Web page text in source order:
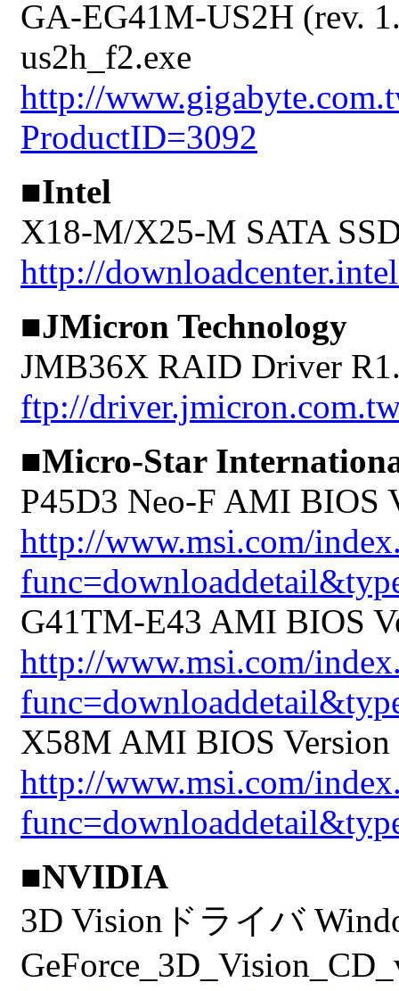
GA-EG41M-US2H (rev.
us2h_f2.exe
http://
ProductID=3092
■Intel
X18-M/X25-M SATA
http://
■JMicron Technology
JMB36X RAID Driver
ftp://
■Micro-Star
P45D3 Neo-F AMI BIOS
http://www.msi.com/
G41TM-E43 AMI BIOS
http://www.msi.com/
X58M AMI BIOS Version
http://www.msi.com/
■NVIDIA
3D Visionドライバ